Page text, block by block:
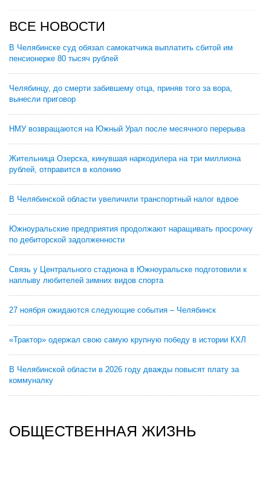
ВСЕ НОВОСТИ
В Челябинске суд обязал самокатчика выплатить сбитой им
пенсионерке 80 тысяч рублей
Челябинцу, до смерти забившему отца, приняв того за вора,
вынесли приговор
НМУ возвращаются на Южный Урал после месячного перерыва
Жительница Озерска, кинувшая наркодилера на три миллиона
рублей, отправится в колонию
В Челябинской области увеличили транспортный налог вдвое
Южноуральские предприятия продолжают наращивать просрочку
по дебиторской задолженности
Связь у Центрального стадиона в Южноуральске подготовили к
наплыву любителей зимних видов спорта
27 ноября ожидаются следующие события – Челябинск
«Трактор» одержал свою самую крупную победу в истории КХЛ
В Челябинской области в 2026 году дважды повысят плату за
коммуналку
ОБЩЕСТВЕННАЯ ЖИЗНЬ